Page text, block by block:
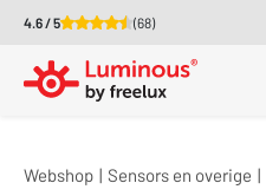
4.6 / 5 (68)
Webshop | Sensors en overige |